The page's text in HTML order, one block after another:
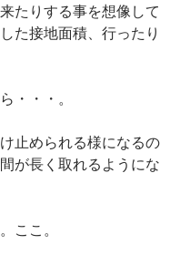
たりする事を想像して
た接地面積、行ったり
・・・。
止められる様になるの
が長く取れるようにな
ここ。